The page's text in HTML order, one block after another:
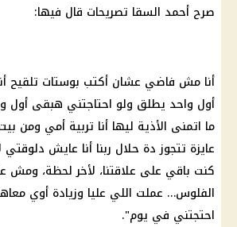
صرح أحمد السقا تصريحات قال فيها:
أنا مش فاضي عشان أكتب بوستات تلقيح
أول واحد يطلق ولو احتاجتني هبقى أول
ما اتمنى الأذية ليها أنا تربية أمي ومن
عايزة تتجوز دة حلال ربنا أنا عايش دلوقتي
كنت باقي على علاقتنا، لأخر لحظة، ومش
الفلوس… عملت اللي عليا وزيادة أوي
احتجتني في يوم".